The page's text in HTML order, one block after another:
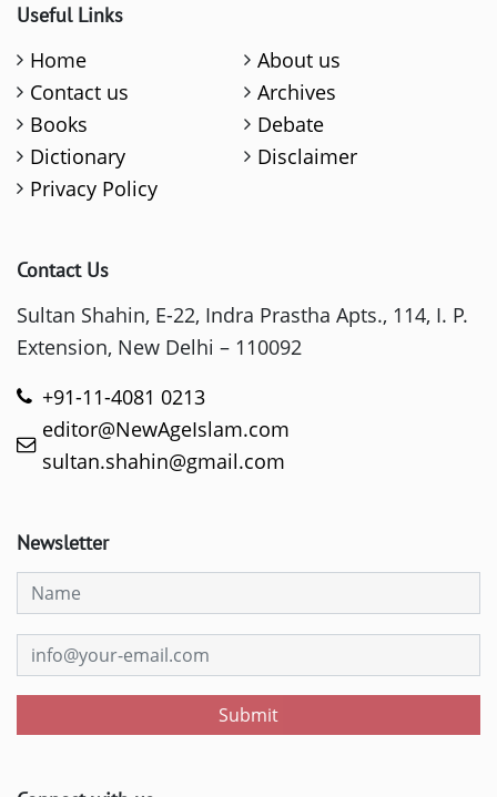
Useful Links
Home
About us
Contact us
Archives
Books
Debate
Dictionary
Disclaimer
Privacy Policy
Contact Us
Sultan Shahin, E-22, Indra Prastha Apts., 114, I. P.
Extension, New Delhi – 110092
+91-11-4081 0213
editor@NewAgeIslam.com
sultan.shahin@gmail.com
Newsletter
Submit